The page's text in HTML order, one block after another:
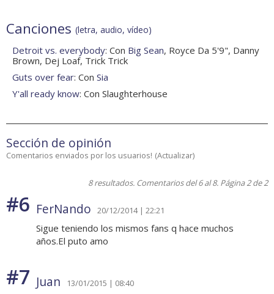
Canciones (letra, audio, vídeo)
Detroit vs. everybody: Con Big Sean, Royce Da 5'9", Danny
Brown, Dej Loaf, Trick Trick
Guts over fear: Con Sia
Y'all ready know: Con Slaughterhouse
Sección de opinión
Comentarios enviados por los usuarios! (Actualizar)
8 resultados. Comentarios del 6 al 8. Página 2 de 2
#6 FerNando 20/12/2014 | 22:21
Sigue teniendo los mismos fans q hace muchos
años.El puto amo
#7 Juan 13/01/2015 | 08:40